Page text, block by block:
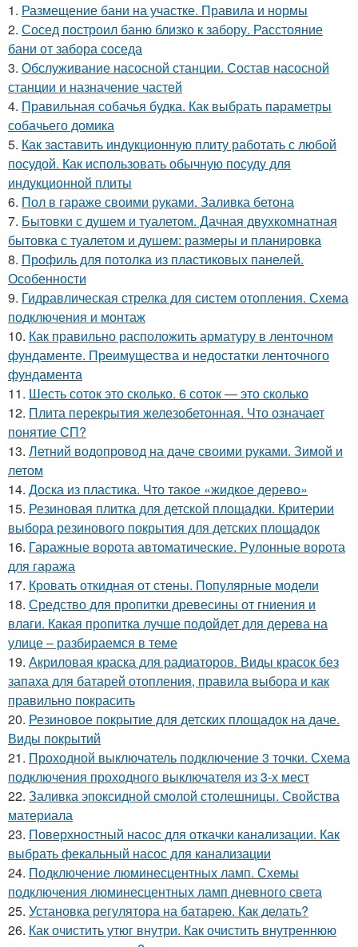
1. Размещение бани на участке. Правила и нормы
2. Сосед построил баню близко к забору. Расстояние
бани от забора соседа
3. Обслуживание насосной станции. Состав насосной
станции и назначение частей
4. Правильная собачья будка. Как выбрать параметры
собачьего домика
5. Как заставить индукционную плиту работать с любой
посудой. Как использовать обычную посуду для
индукционной плиты
6. Пол в гараже своими руками. Заливка бетона
7. Бытовки с душем и туалетом. Дачная двухкомнатная
бытовка с туалетом и душем: размеры и планировка
8. Профиль для потолка из пластиковых панелей.
Особенности
9. Гидравлическая стрелка для систем отопления. Схема
подключения и монтаж
10. Как правильно расположить арматуру в ленточном
фундаменте. Преимущества и недостатки ленточного
фундамента
11. Шесть соток это сколько. 6 соток — это сколько
12. Плита перекрытия железобетонная. Что означает
понятие СП?
13. Летний водопровод на даче своими руками. Зимой и
летом
14. Доска из пластика. Что такое «жидкое дерево»
15. Резиновая плитка для детской площадки. Критерии
выбора резинового покрытия для детских площадок
16. Гаражные ворота автоматические. Рулонные ворота
для гаража
17. Кровать откидная от стены. Популярные модели
18. Средство для пропитки древесины от гниения и
влаги. Какая пропитка лучше подойдет для дерева на
улице – разбираемся в теме
19. Акриловая краска для радиаторов. Виды красок без
запаха для батарей отопления, правила выбора и как
правильно покрасить
20. Резиновое покрытие для детских площадок на даче.
Виды покрытий
21. Проходной выключатель подключение 3 точки. Схема
подключения проходного выключателя из 3-х мест
22. Заливка эпоксидной смолой столешницы. Свойства
материала
23. Поверхностный насос для откачки канализации. Как
выбрать фекальный насос для канализации
24. Подключение люминесцентных ламп. Схемы
подключения люминесцентных ламп дневного света
25. Установка регулятора на батарею. Как делать?
26. Как очистить утюг внутри. Как очистить внутреннюю